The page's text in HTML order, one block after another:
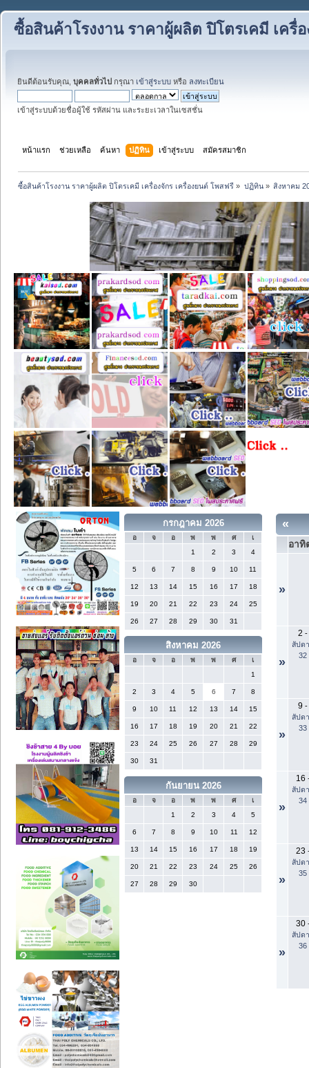
ซื้อสินค้าโรงงาน ราคาผู้ผลิต ปิโตรเคมี เครื่
ยินดีต้อนรับคุณ, บุคคลทั่วไป กรุณา เข้าสู่ระบบ หรือ ลงทะเบียน
เข้าสู่ระบบด้วยชื่อผู้ใช้ รหัสผ่าน และระยะเวลาในเซสชั่น
หน้าแรก ช่วยเหลือ ค้นหา ปฏิทิน เข้าสู่ระบบ สมัครสมาชิก
ซื้อสินค้าโรงงาน ราคาผู้ผลิต ปิโตรเคมี เครื่องจักร เครื่องยนต์ โพสฟรี » ปฏิทิน» สิงหาคม
กรกฎาคม 2026
อ จ อ พ พ ศ
เ
1
2 3 4
5 6 7 8 9 10 11
12 13 14 15 16 17 18
19 20 21 22 23 24 25
26 27 28 29 30 31
สิงหาคม 2026
อ จ อ พ พ ศ
เ
1
2 3 4 5 6 7 8
9 10 11 12 13 14 15
16 17 18 19 20 21 22
23 24 25 26 27 28 29
30 31
กันยายน 2026
อ จ อ พ พ ศ
เ
1
2 3 4 5
6 7 8 9 10 11 12
13 14 15 16 17 18 19
20 21 22 23 24 25 26
27 28 29 30
«
อาทิ
»
»
2 -
สัปด
32
»
9 -
สัปด
33
»
16
สัปด
34
»
23
สัปด
35
»
30
สัปด
36